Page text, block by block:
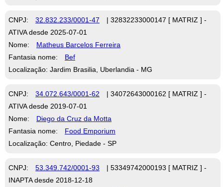
CNPJ: 32.832.233/0001-47
| 32832233000147 [ MATRIZ ] -
ATIVA desde 2025-07-01
Nome:
Matheus Barcelos Ferreira
Fantasia nome:
Bef
Localização: Jardim Brasilia, Uberlandia - MG
CNPJ: 34.072.643/0001-62
| 34072643000162 [ MATRIZ ] -
ATIVA desde 2019-07-01
Nome:
Diego da Cruz da Motta
Fantasia nome:
Food Emporium
Localização: Centro, Piedade - SP
CNPJ: 53.349.742/0001-93
| 53349742000193 [ MATRIZ ] -
INAPTA desde 2018-12-18